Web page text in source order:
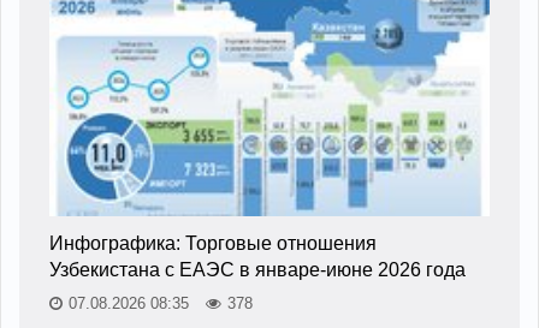
Инфографика: Торговые отношения
Узбекистана с ЕАЭС в январе-июне 2026 года
07.08.2026 08:35 378